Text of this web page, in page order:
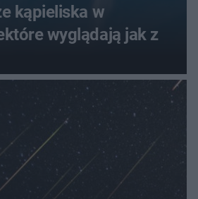
kąpieliska w
wyglądają jak z